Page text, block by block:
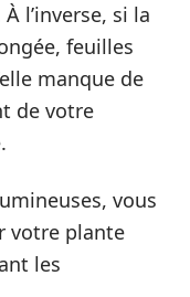
l’inverse, si la
feuilles
manque de
de votre
vous
votre plante
les